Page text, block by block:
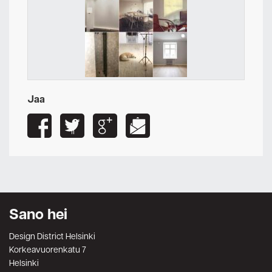
Jaa
Sano hei
Design District Helsinki
Korkeavuorenkatu 7
Helsinki